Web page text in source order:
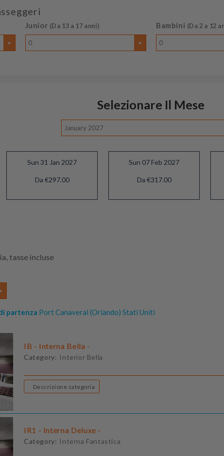
Junior (Da 13 a 17 anni)
0
Bambini (Da 2 a 12
0
Selezionare Il Mese
January 2027
Sun 31 Jan 2027
Da €297.00
Sun 07 Feb 2027
Da €317.00
tasse incluse
partenza Port Canaveral (Orlando) Stati Uniti
IB - Interna Bella -
Category: Interior Bella
Descrizione categoria
IR1 - Interna Deluxe -
Category: Interna Fantastica